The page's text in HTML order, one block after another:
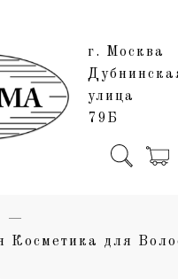
г. Москва
улица
79Б
Косметика для